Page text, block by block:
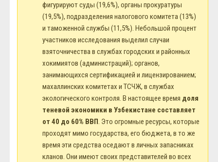
фигурируют суды (19,6%), органы прокуратуры
(19,5%), подразделения налогового комитета (13%)
и таможенной службы (11,5%). Небольшой процент
участников исследования выделил случаи
взяточничества в службах городских и районных
хокимиятов (администраций); органов,
занимающихся сертификацией и лицензированием;
махаллинских комитетах и ТСЧЖ, в службах
экологического контроля. В настоящее время доля
теневой экономики в Узбекистане составляет
от 40 до 60% ВВП. Это огромные ресурсы, которые
проходят мимо государства, его бюджета, в то же
время эти средства оседают в личных запасниках
кланов. Они имеют своих представителей во всех